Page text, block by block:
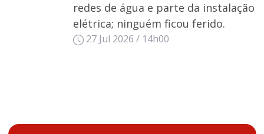
redes de água e parte da instalação
elétrica; ninguém ficou ferido.
27 Jul 2026 / 14h00